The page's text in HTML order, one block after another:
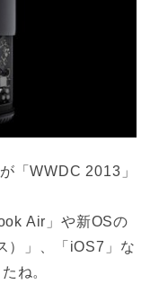
「WWDC 2013」
Air」や新OSの
）」、「iOS7」な
ね。